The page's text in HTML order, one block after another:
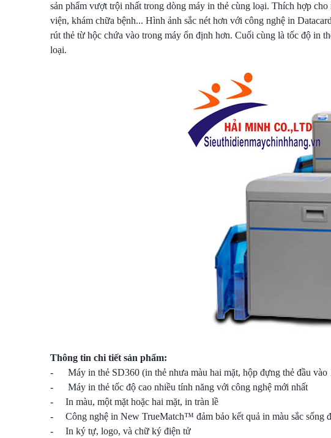
sản phẩm vượt trội nhất trong dòng máy in thẻ cùng loại. Thích hợp
viện, khám chữa bệnh... Hình ảnh sắc nét hơn với công nghệ in
rút thẻ từ hộc chứa vào trong máy ổn định hơn. Cuối cùng là tốc độ in
loại.
Thông tin chi tiết sản phẩm:
- Máy in thẻ SD360 (in thẻ nhưa màu hai mặt, hộp đựng thẻ đầu vào
- Máy in thẻ tốc độ cao nhiều tính năng với công nghệ mới nhất
- In màu, một mặt hoặc hai mặt, in tràn lề
- Công nghệ in New TrueMatch™ đảm bảo kết quả in màu sắc sống
- In ký tự, logo, và chữ ký điện tử